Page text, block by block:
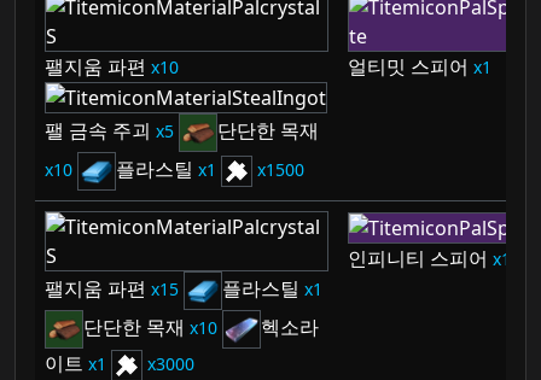
팰지움 파편 10
팰 금속 주괴 5 단단한 목재
10 플라스틸 1 1500
얼티밋 스피어 1
팰지움 파편 15 플라스틸 1
단단한 목재 10
헥소라
이트
1 3000
인피니티 스피어 1